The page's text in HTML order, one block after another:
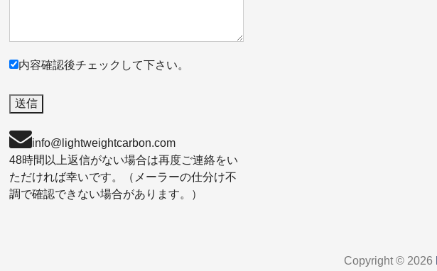
内容確認後チェックして下さい。
info@lightweightcarbon.com
48時間以上返信がない場合は再度ご連絡をい
ただければ幸いです。（メーラーの仕分け不
調で確認できない場合があります。）
Copyright © 2026